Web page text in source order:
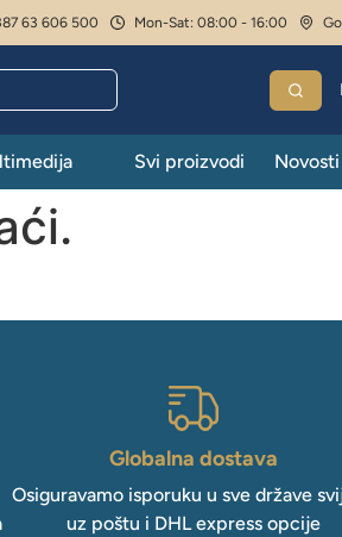
63 606 500 Mon-Sat: 08:00 - 16:00
Svi proizvodi Novosti
Globalna dostava
Osiguravamo isporuku u sve države
uz poštu i DHL express opcije